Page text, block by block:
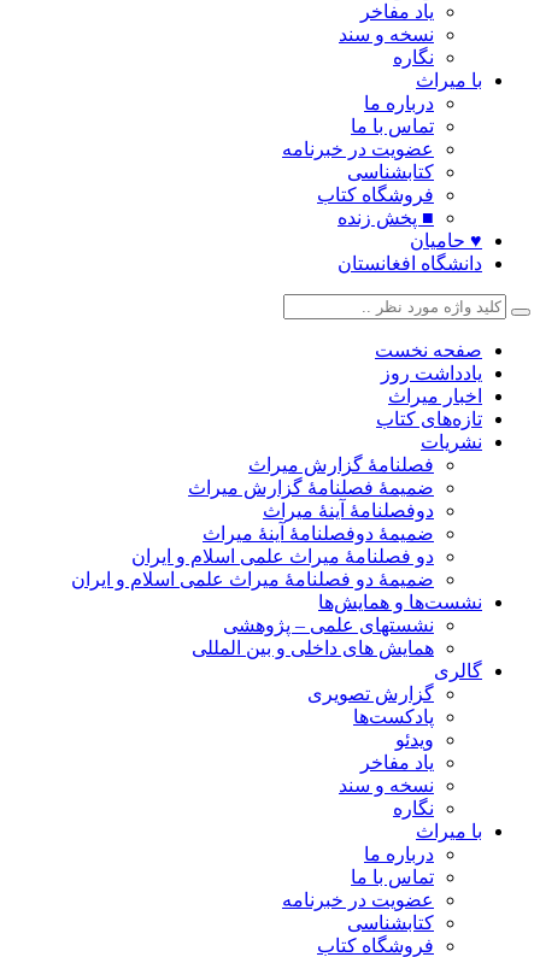
یاد مفاخر
نسخه و سند
نگاره
با میراث
درباره ما
تماس با ما
عضویت در خبرنامه
کتابشناسی
فروشگاه کتاب
■ پخش زنده
♥ حامیان
دانشگاه افغانستان
صفحه نخست
یادداشت روز
اخبار میراث
تازه‌های کتاب
نشریات
فصلنامۀ گزارش میراث
ضمیمۀ فصلنامۀ گزارش میراث
دوفصلنامۀ آینۀ میراث
ضمیمۀ دوفصلنامۀ آینۀ میراث
دو فصلنامۀ میراث علمی اسلام و ایران
ضمیمۀ دو فصلنامۀ میراث علمی اسلام و ایران
نشست‌ها و همایش‌ها
نشستهای علمی – پژوهشی
همایش های داخلی و بین المللی
گالری
گزارش تصویری
پادکست‌ها
ویدئو
یاد مفاخر
نسخه و سند
نگاره
با میراث
درباره ما
تماس با ما
عضویت در خبرنامه
کتابشناسی
فروشگاه کتاب